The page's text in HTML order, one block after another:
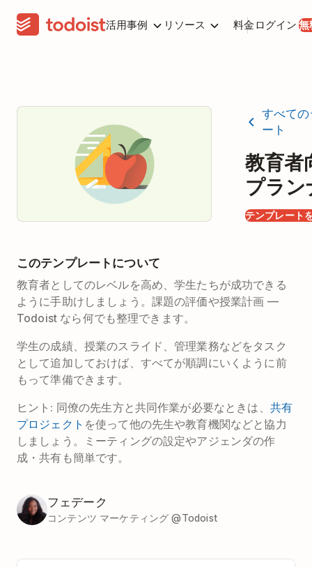
活用事例 リソース 料金 ログイン 無
すべて
ート
教育者
プラン
テンプレート
このテンプレートについて
教育者としてのレベルを高め、学生たちが成功できる
ように手助けしましょう。課題の評価や授業計画 —
Todoist なら何でも整理できます。
学生の成績、授業のスライド、管理業務などをタスク
として追加しておけば、すべてが順調にいくように前
もって準備できます。
ヒント: 同僚の先生方と共同作業が必要なときは、 共有
プロジェクト を使って他の先生や教育機関などと協力
しましょう。ミーティングの設定やアジェンダの作
成・共有も簡単です。
フェデーク
コンテンツ マーケティング @Todoist